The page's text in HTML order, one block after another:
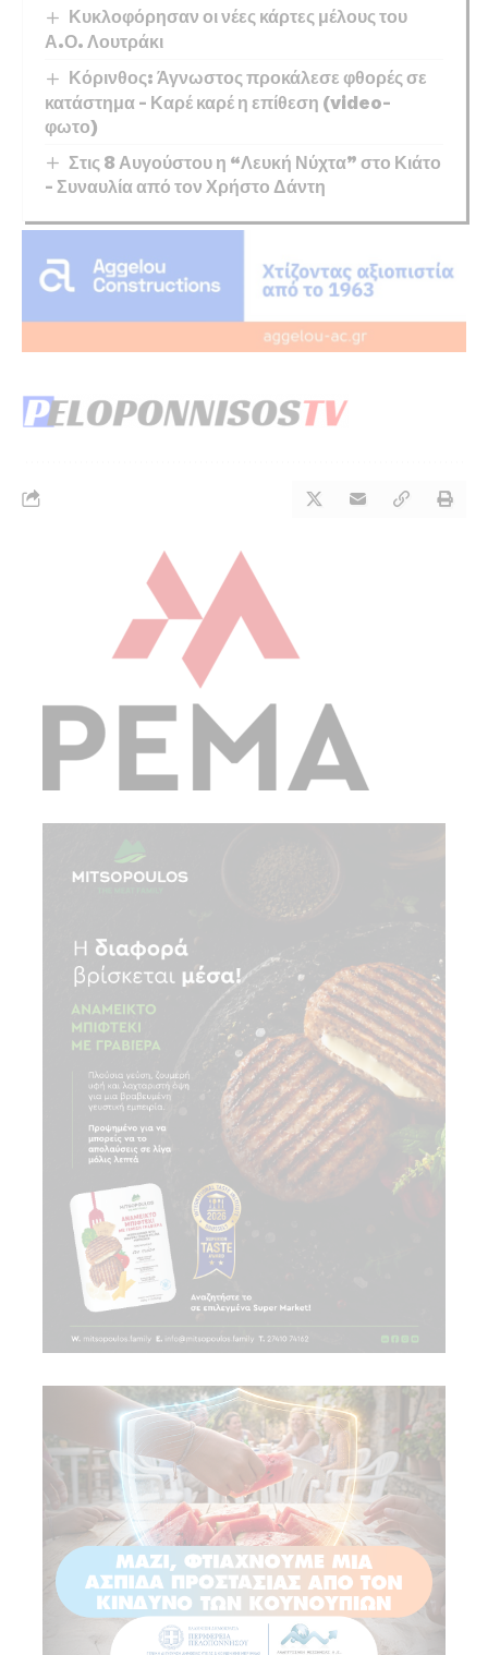
Κυκλοφόρησαν οι νέες κάρτες μέλους του
Α.Ο. Λουτράκι
Κόρινθος: Άγνωστος προκάλεσε φθορές σε
κατάστημα – Καρέ καρέ η επίθεση (video-
φωτο)
Στις 8 Αυγούστου η “Λευκή Νύχτα” στο Κιάτο
– Συναυλία από τον Χρήστο Δάντη